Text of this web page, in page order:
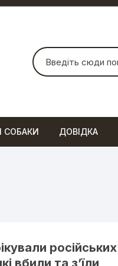
Шукати:
СОБАКИ ДОВІДКА
російських
вбили та з’їли